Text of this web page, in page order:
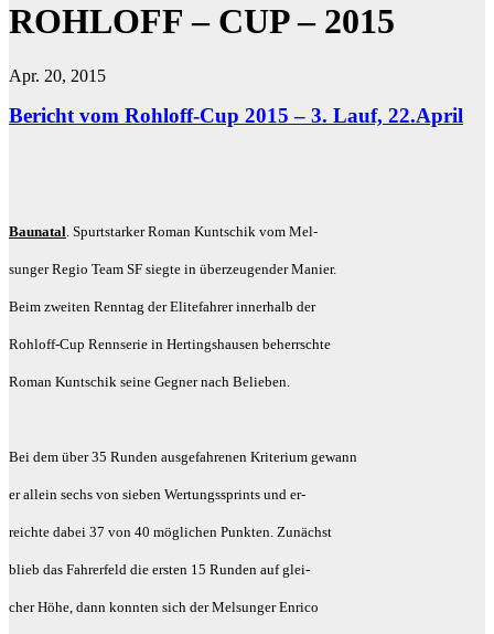
ROHLOFF – CUP – 2015
Apr. 20, 2015
Bericht vom Rohloff-Cup 2015 – 3. Lauf, 22.April
Baunatal . Spurtstarker Roman Kuntschik vom Mel-
sunger Regio Team SF siegte in überzeugender Manier.
Beim zweiten Renntag der Elitefahrer innerhalb der
Rohloff-Cup Rennserie in Hertingshausen beherrschte
Roman Kuntschik seine Gegner nach Belieben.
Bei dem über 35 Runden ausgefahrenen Kriterium gewann
er allein sechs von sieben Wertungssprints und er-
reichte dabei 37 von 40 möglichen Punkten. Zunächst
blieb das Fahrerfeld die ersten 15 Runden auf glei-
cher Höhe, dann konnten sich der Melsunger Enrico